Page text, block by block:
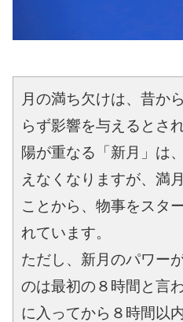
月の満ち欠けは、昔か
らず影響を与えるとさ
陽が重なる「新月」は
えなくなりますが、満
ことから、物事をスタ
れています。
ただし、新月のパワー
のは最初の８時間と言
に入ってから８時間以